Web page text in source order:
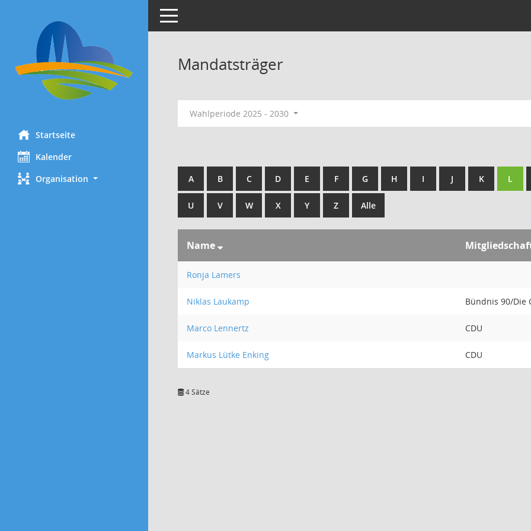
Startseite
Kalender
Organisation
Toggle navigation
Mandatsträger
Wahlperiode 2025 - 2030
A B C D E F G H I J K L
U V W X Y Z Alle
Name
Ronja Lamers
Niklas Laukamp Bündnis 90/Die
Marco Lennertz CDU
Markus Lütke Enking CDU
4 Sätze